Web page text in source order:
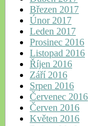
Březen 2017
Únor 2017
Leden 2017
Prosinec 2016
Listopad 2016
Říjen 2016
Září 2016
Srpen 2016
Červenec 2016
Červen 2016
Květen 2016